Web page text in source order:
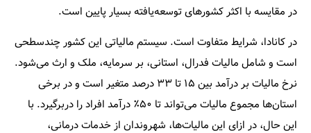
در مقایسه با اکثر کشورهای توسعه‌یافته بسیار پایین است.
در کانادا، شرایط متفاوت است. سیستم مالیاتی این کشور چند‌سطحی
است و شامل مالیات فدرال، استانی، بر سرمایه، ملک و ارث می‌شود.
نرخ مالیات بر درآمد بین ۱۵ تا ۳۳ درصد متغیر است و در برخی
استان‌ها مجموع مالیات می‌تواند تا ۵۰٪ درآمد افراد را دربرگیرد. با
این حال، در ازای این مالیات‌ها، شهروندان از خدمات درمانی،